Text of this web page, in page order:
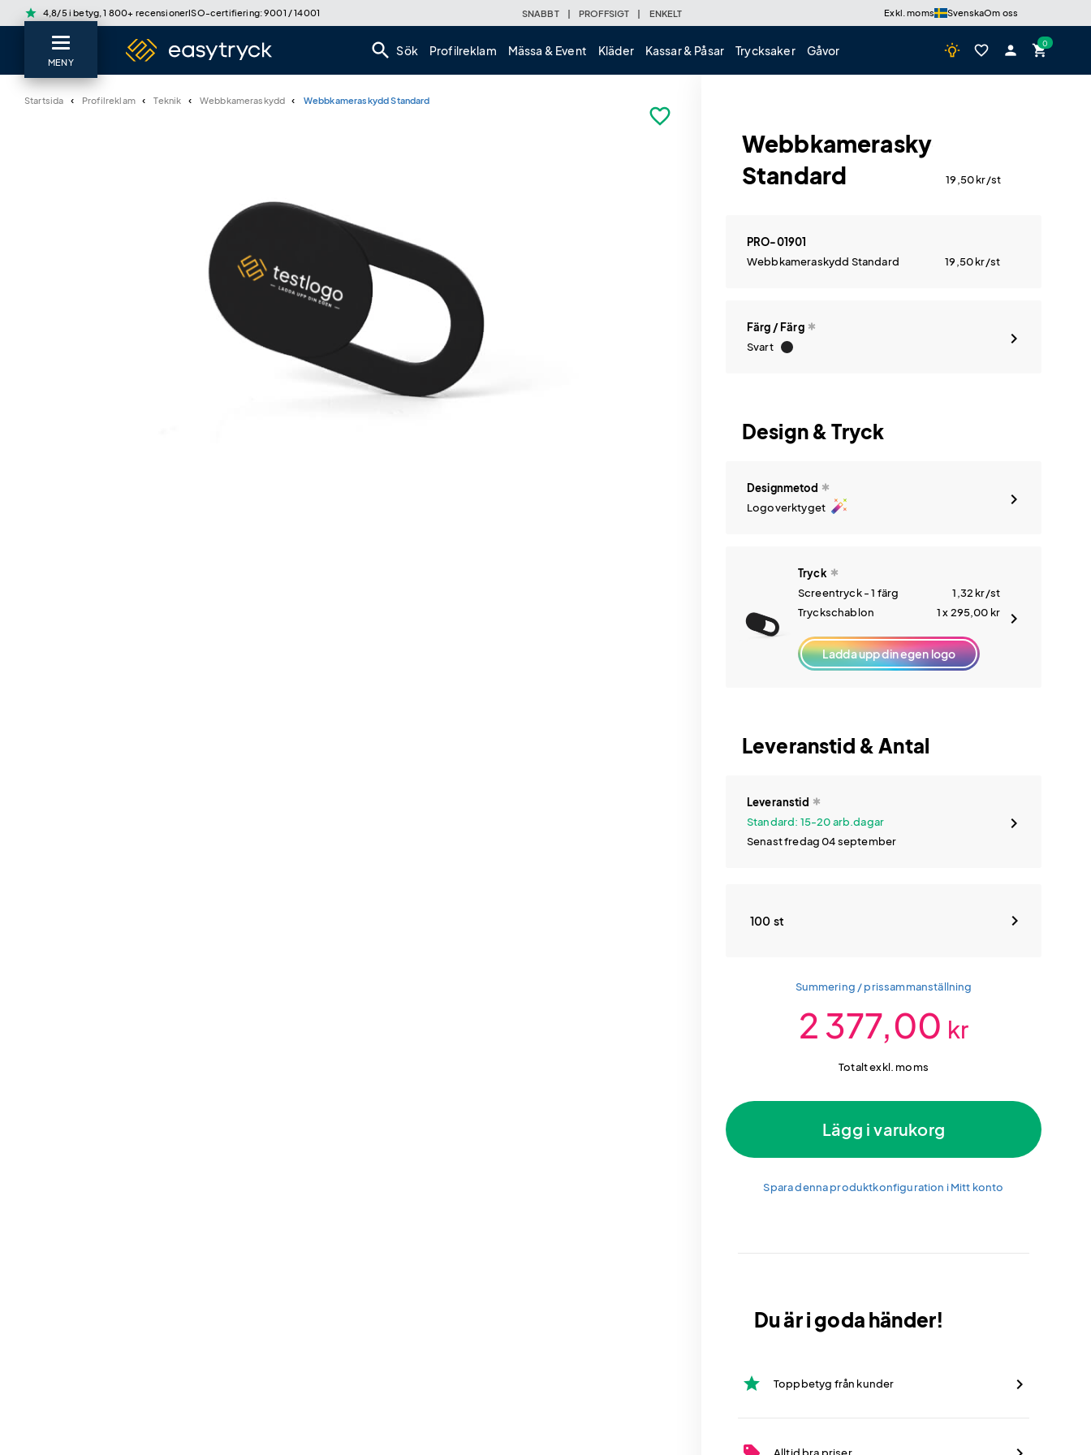
star 4,8/5 i betyg, 1 800+ recensionerISO-certifiering: 9001 / 14001 SNABBT | PROFFSIGT | ENKELT Exkl. moms SvenskaOm oss
search Sök Profilreklam Mässa & Event Kläder Kassar & Påsar Trycksaker Gåvor wb_incandescent favorite_border person shopping_cart
MENY
Startsida Profilreklam Teknik Webbkameraskydd Webbkameraskydd Standard
favorite_border
Webbkameraskydd
Standard
19,50kr/st
PRO-01901
Webbkameraskydd Standard
19,50kr/st
Färg / Färg
Svart
Design & Tryck
Designmetod
Logoverktyget auto_fix_high
Tryck
Screentryck - 1 färg
1,32 kr/st
Tryckschablon
1 x 295,00 kr
Ladda upp din egen logo
Leveranstid & Antal
Leveranstid
Standard: 15-20 arb.dagar
Senast fredag 04 september
100 st
Summering / prissammanställning
2 377,00 kr
Totalt exkl. moms
Lägg i varukorg
Spara denna produktkonfiguration i Mitt konto
Du är i goda händer!
star Toppbetyg från kunder
Alltid bra priser